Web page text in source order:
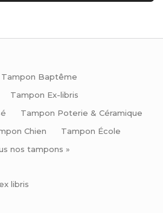
Tampon Baptême
Tampon Ex-libris
Tampon Poterie & Céramique
Chien
Tampon École
nos tampons »
libris